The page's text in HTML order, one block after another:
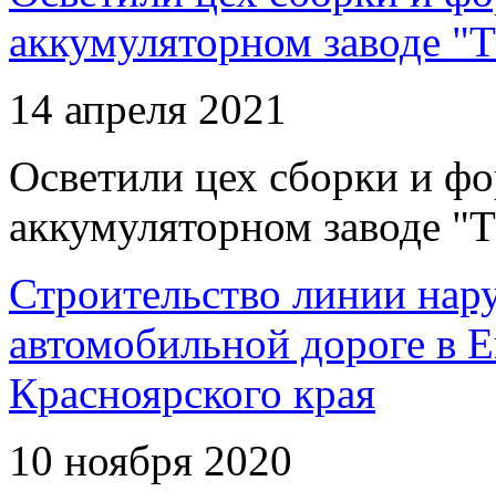
аккумуляторном заводе
14 апреля 2021
Осветили цех сборки и
аккумуляторном заводе
Строительство линии
автомобильной дороге в
Красноярского края
10 ноября 2020